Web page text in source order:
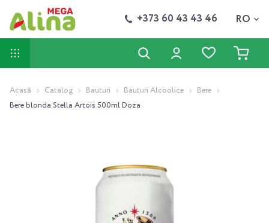
+373 60 43 43 46 RO
Acasă Catalog Bauturi Bauturi Alcoolice
Bere
Bere blonda Stella Artois 500ml Doza